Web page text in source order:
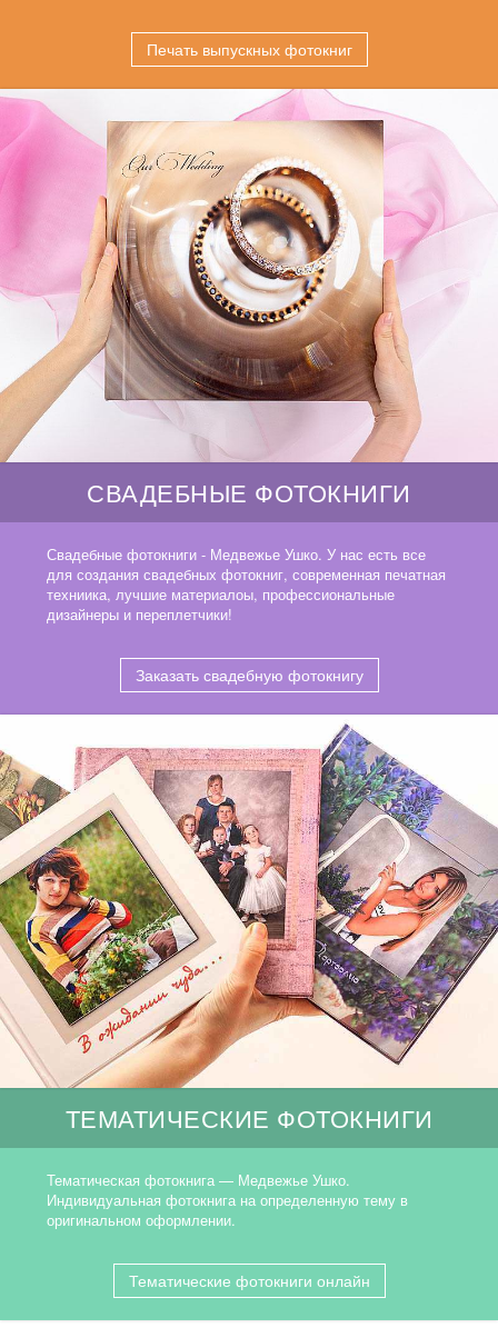
Печать выпускных фотокниг
СВАДЕБНЫЕ ФОТОКНИГИ
Свадебные фотокниги - Медвежье Ушко. У нас есть все
для создания свадебных фотокниг, современная печатная
техниика, лучшие материалоы, профессиональные
дизайнеры и переплетчики!
Заказать свадебную фотокнигу
ТЕМАТИЧЕСКИЕ ФОТОКНИГИ
Тематическая фотокнига — Медвежье Ушко.
Индивидуальная фотокнига на определенную тему в
оригинальном оформлении.
Тематические фотокниги онлайн